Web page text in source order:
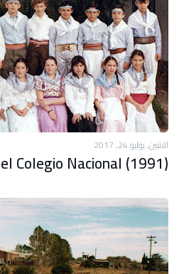
الاثنين, يوليو 24, 2017
Colegio Nacional (1991)